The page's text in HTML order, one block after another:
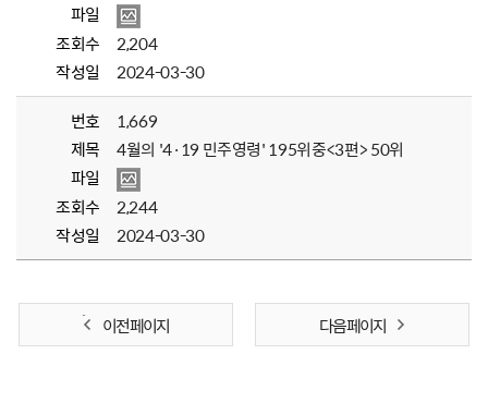
파일
조회수
2,204
작성일
2024-03-30
번호
1,669
제목
4월의 '4·19 민주영령' 195위중<3편> 50위
파일
조회수
2,244
작성일
2024-03-30
이전 페이지 다음 페이지